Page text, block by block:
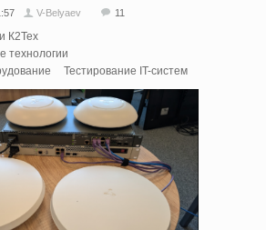
V-Belyaev 11
К2Тех
технологии
Тестирование IT-систем